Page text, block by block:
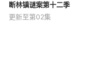
断林镇谜案第十二季
更新至第02集